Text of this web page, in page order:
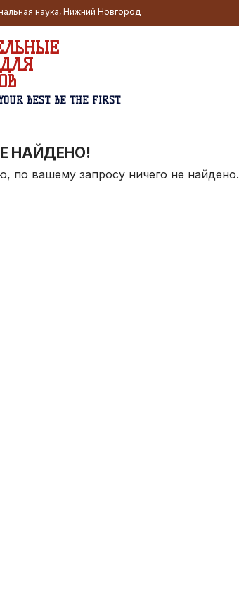
наука, Нижний Новгород
BEST. BE THE FIRST.
НАЙДЕНО!
по вашему запросу ничего не найдено.